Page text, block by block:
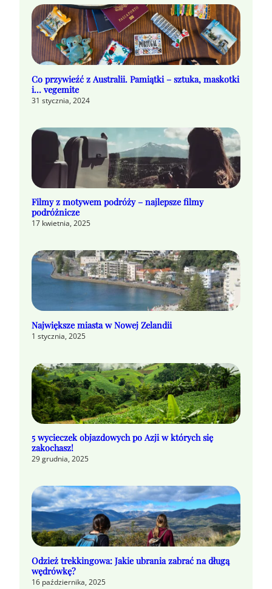
Co przywieźć z Australii. Pamiątki – sztuka, maskotki
i… vegemite
31 stycznia, 2024
Filmy z motywem podróży – najlepsze filmy
podróżnicze
17 kwietnia, 2025
Największe miasta w Nowej Zelandii
1 stycznia, 2025
5 wycieczek objazdowych po Azji w których się
zakochasz!
29 grudnia, 2025
Odzież trekkingowa: Jakie ubrania zabrać na długą
wędrówkę?
16 października, 2025